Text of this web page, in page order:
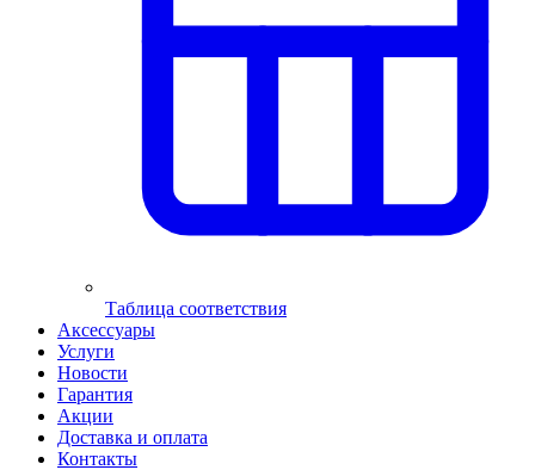
Таблица соответствия
Аксессуары
Услуги
Новости
Гарантия
Акции
Доставка и оплата
Контакты